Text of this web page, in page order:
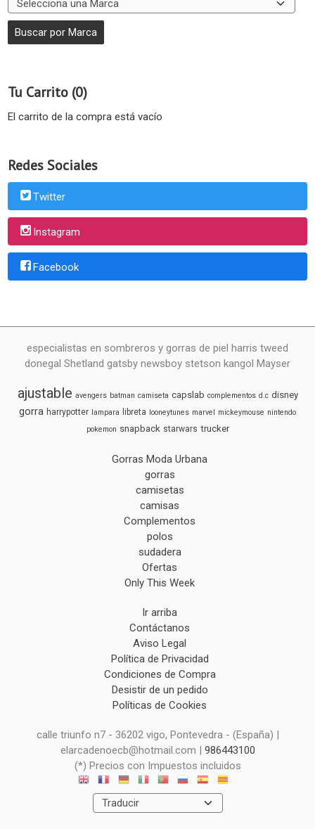
Tu Carrito (0)
El carrito de la compra está vacío
Redes Sociales
Twitter
Instagram
Facebook
especialistas en sombreros y gorras de piel harris tweed
donegal Shetland gatsby newsboy stetson kangol Mayser
ajustable avengers batman camiseta capslab complementos d.c disney
gorra harrypotter lampara libreta looneytunes marvel mickeymouse nintendo
pokemon snapback starwars trucker
Gorras Moda Urbana
gorras
camisetas
camisas
Complementos
polos
sudadera
Ofertas
Only This Week
Ir arriba
Contáctanos
Aviso Legal
Política de Privacidad
Condiciones de Compra
Desistir de un pedido
Políticas de Cookies
calle triunfo n7 - 36202 vigo, Pontevedra - (España) |
elarcadenoecb@hotmail.com | 986443100
(*) Precios con Impuestos incluidos